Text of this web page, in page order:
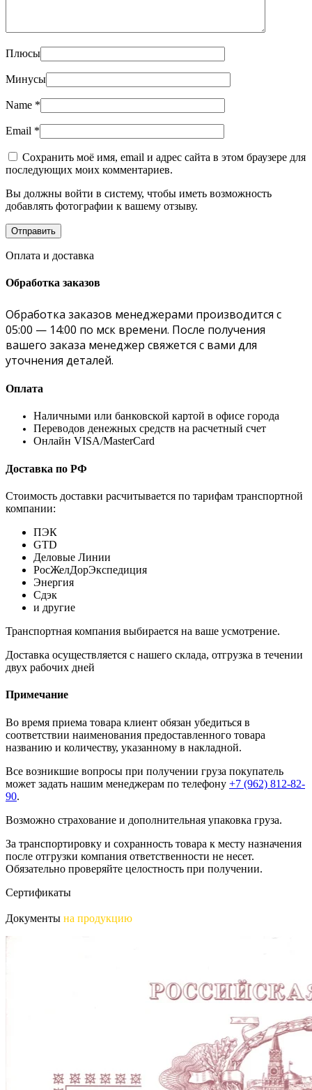
Плюсы
Минусы
Name *
Email *
Сохранить моё имя, email и адрес сайта в этом браузере для
последующих моих комментариев.
Вы должны войти в систему, чтобы иметь возможность
добавлять фотографии к вашему отзыву.
Оплата и доставка
Обработка заказов
Обработка заказов менеджерами производится с
05:00 — 14:00 по мск времени. После получения
вашего заказа менеджер свяжется с вами для
уточнения деталей.
Оплата
Наличными или банковской картой в офисе города
Переводов денежных средств на расчетный счет
Онлайн VISA/MasterCard
Доставка по РФ
Стоимость доставки расчитывается по тарифам транспортной
компании:
ПЭК
GTD
Деловые Линии
РосЖелДорЭкспедиция
Энергия
Сдэк
и другие
Транспортная компания выбирается на ваше усмотрение.
Доставка осуществляется с нашего склада, отгрузка в течении
двух рабочих дней
Примечание
Во время приема товара клиент обязан убедиться в
соответствии наименования предоставленного товара
названию и количеству, указанному в накладной.
Все возникшие вопросы при получении груза покупатель
может задать нашим менеджерам по телефону +7 (962) 812-82-
90.
Возможно страхование и дополнительная упаковка груза.
За транспортировку и сохранность товара к месту назначения
после отгрузки компания ответственности не несет.
Обязательно проверяйте целостность при получении.
Сертификаты
Документы на продукцию